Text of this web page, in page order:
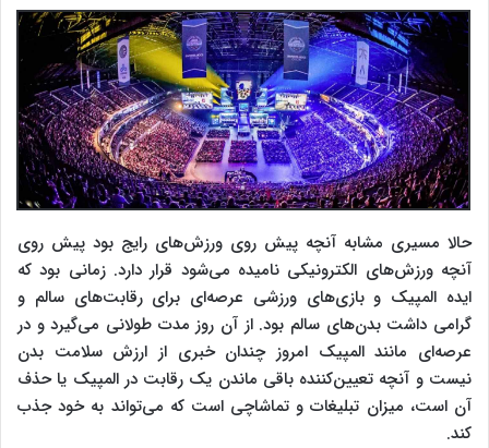
حالا مسیری مشابه آنچه پیش روی ورزش‌های رایج بود پیش روی
آنچه ورزش‌های الکترونیکی نامیده می‌شود قرار دارد. زمانی بود که
ایده المپیک و بازی‌های ورزشی عرصه‌ای برای رقابت‌های سالم و
گرامی داشت بدن‌های سالم بود. از آن روز مدت طولانی می‌گیرد و در
عرصه‌ای مانند المپیک امروز چندان خبری از ارزش سلامت بدن
نیست و آنچه تعیین‌کننده باقی ماندن یک رقابت در المپیک یا حذف
آن است، میزان تبلیغات و تماشاچی است که می‌تواند به خود جذب
کند.